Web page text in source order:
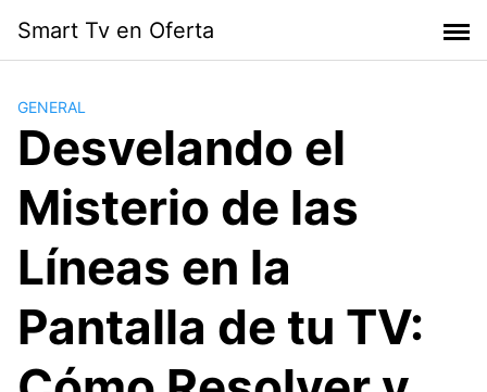
content
Smart Tv en Oferta
GENERAL
Desvelando el
Misterio de las
Líneas en la
Pantalla de tu TV: